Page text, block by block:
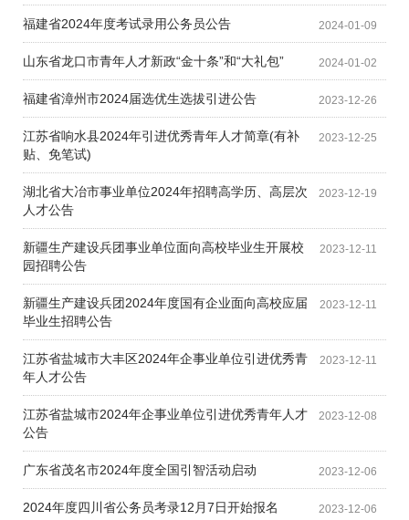
2024-01-09
福建省2024年度考试录用公务员公告
2024-01-02
山东省龙口市青年人才新政“金十条”和“大礼包”
2023-12-26
福建省漳州市2024届选优生选拔引进公告
2023-12-25
江苏省响水县2024年引进优秀青年人才简章(有补
贴、免笔试)
2023-12-19
湖北省大冶市事业单位2024年招聘高学历、高层次
人才公告
2023-12-11
新疆生产建设兵团事业单位面向高校毕业生开展校
园招聘公告
2023-12-11
新疆生产建设兵团2024年度国有企业面向高校应届
毕业生招聘公告
2023-12-11
江苏省盐城市大丰区2024年企事业单位引进优秀青
年人才公告
2023-12-08
江苏省盐城市2024年企事业单位引进优秀青年人才
公告
2023-12-06
广东省茂名市2024年度全国引智活动启动
2023-12-06
2024年度四川省公务员考录12月7日开始报名